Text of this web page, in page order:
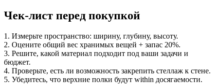
Чек-лист перед покупкой
1. Измерьте пространство: ширину, глубину, высоту.
2. Оцените общий вес хранимых вещей + запас 20%.
3. Решите, какой материал подходит под ваши задачи и
бюджет.
4. Проверьте, есть ли возможность закрепить стеллаж к стене.
5. Убедитесь, что верхние полки будут within досягаемости.